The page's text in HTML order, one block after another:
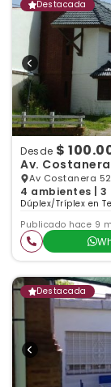
Destacada
Desde $
Av.
Av Costanera
4 ambientes |
Dúplex/Tríplex en
Publicado hace 9
Destacada